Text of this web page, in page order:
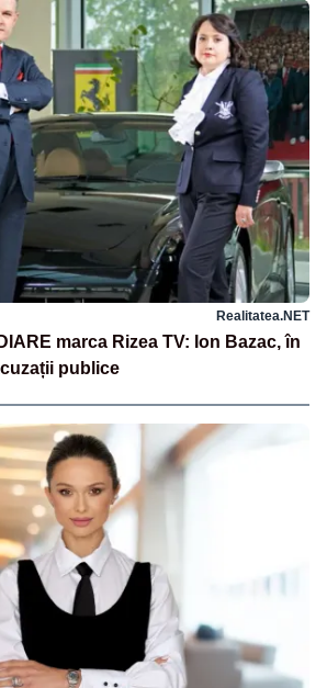
Realitatea.NET
marca Rizea TV: Ion Bazac, în
publice